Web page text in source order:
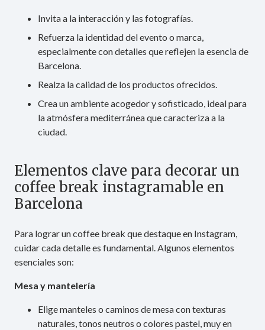
Invita a la interacción y las fotografías.
Refuerza la identidad del evento o marca,
especialmente con detalles que reflejen la esencia de
Barcelona.
Realza la calidad de los productos ofrecidos.
Crea un ambiente acogedor y sofisticado, ideal para
la atmósfera mediterránea que caracteriza a la
ciudad.
Elementos clave para decorar un
coffee break instagramable en
Barcelona
Para lograr un coffee break que destaque en Instagram,
cuidar cada detalle es fundamental. Algunos elementos
esenciales son:
Mesa y mantelería
Elige manteles o caminos de mesa con texturas
naturales, tonos neutros o colores pastel, muy en